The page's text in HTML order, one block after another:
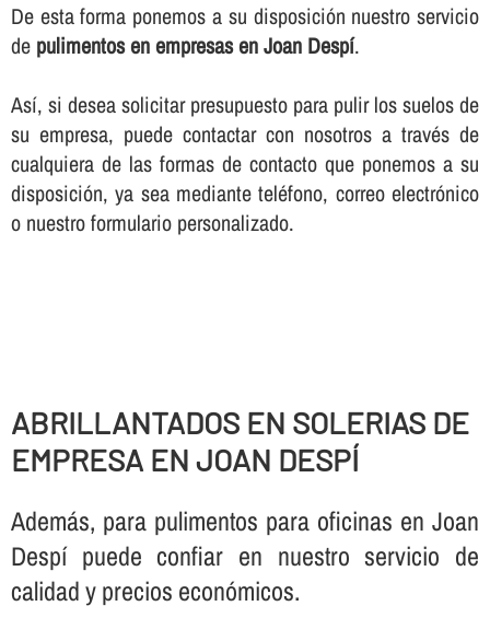
De esta forma ponemos a su disposición nuestro servicio
de pulimentos en empresas en Joan Despí.
Así­, si desea solicitar presupuesto para pulir los suelos de
su empresa, puede contactar con nosotros a través de
cualquiera de las formas de contacto que ponemos a su
disposición, ya sea mediante teléfono, correo electrónico
o nuestro formulario personalizado.
ABRILLANTADOS EN SOLERIAS DE
EMPRESA EN JOAN DESPÍ
Además, para pulimentos para oficinas en Joan
Despí puede confiar en nuestro servicio de
calidad y precios económicos.